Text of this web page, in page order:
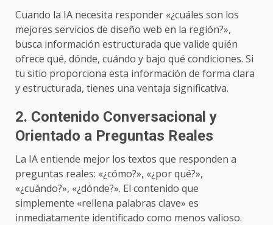
Cuando la IA necesita responder «¿cuáles son los
mejores servicios de diseño web en la región?»,
busca información estructurada que valide quién
ofrece qué, dónde, cuándo y bajo qué condiciones. Si
tu sitio proporciona esta información de forma clara
y estructurada, tienes una ventaja significativa.
2. Contenido Conversacional y
Orientado a Preguntas Reales
La IA entiende mejor los textos que responden a
preguntas reales: «¿cómo?», «¿por qué?»,
«¿cuándo?», «¿dónde?». El contenido que
simplemente «rellena palabras clave» es
inmediatamente identificado como menos valioso.